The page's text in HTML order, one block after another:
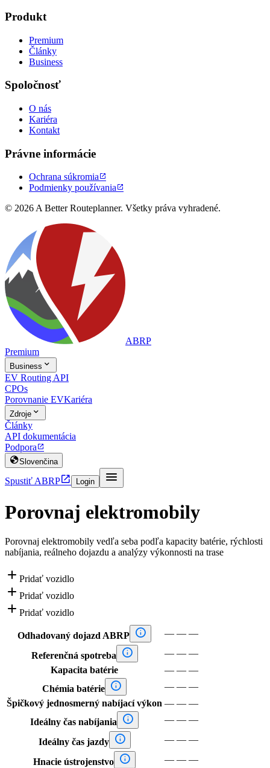
Produkt
Premium
Články
Business
Spoločnosť
O nás
Kariéra
Kontakt
Právne informácie
Ochrana súkromia
Podmienky používania
© 2026 A Better Routeplanner. Všetky práva vyhradené.
ABRP
Premium
Business 
EV Routing API
CPOs
Porovnanie EVKariéra
Zdroje 
Články
API dokumentácia
Podpora
Slovenčina
Spustiť ABRP Login 
Porovnaj elektromobily
Porovnaj elektromobily vedľa seba podľa kapacity batérie, rýchlosti
nabíjania, reálneho dojazdu a analýzy výkonnosti na trase
 Pridať vozidlo
 Pridať vozidlo
 Pridať vozidlo
Odhadovaný dojazd ABRP  — — —
Referenčná spotreba  — — —
Kapacita batérie
— — —
Chémia batérie  — — —
Špičkový jednosmerný nabíjací výkon — — —
Ideálny čas nabíjania
 — — —
Ideálny čas jazdy  — — —
Hnacie ústrojenstvo  — — —